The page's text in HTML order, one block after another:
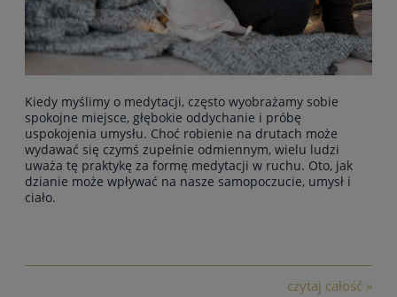
Kiedy myślimy o medytacji, często wyobrażamy sobie
spokojne miejsce, głębokie oddychanie i próbę
uspokojenia umysłu. Choć robienie na drutach może
wydawać się czymś zupełnie odmiennym, wielu ludzi
uważa tę praktykę za formę medytacji w ruchu. Oto, jak
dzianie może wpływać na nasze samopoczucie, umysł i
ciało.
czytaj całość »